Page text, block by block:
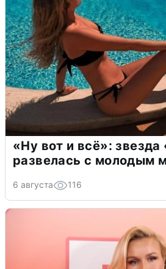
«Ну вот и всё»:
развелась с молодым
6 августа 116